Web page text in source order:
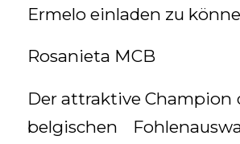
Ermelo einladen zu
Rosanieta MCB
Der attraktive Champion
belgischen